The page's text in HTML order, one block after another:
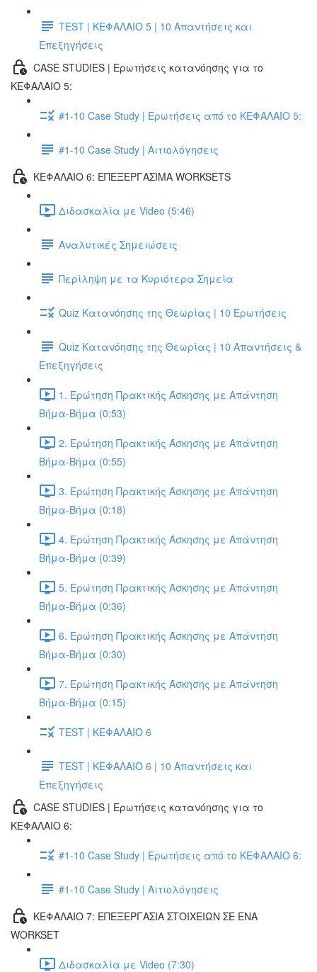
TEST | ΚΕΦΑΛΑΙΟ 5 | 10 Απαντήσεις και
Επεξηγήσεις
CASE STUDIES | Ερωτήσεις κατανόησης για το
ΚΕΦΑΛΑΙΟ 5:
#1-10 Case Study | Ερωτήσεις από το ΚΕΦΑΛΑΙΟ 5:
#1-10 Case Study | Αιτιολόγησεις
ΚΕΦΑΛΑΙΟ 6: ΕΠΕΞΕΡΓΑΣΙΜΑ WORKSETS
Διδασκαλία με Video (5:46)
Αναλυτικές Σημειώσεις
Περίληψη με τα Κυριότερα Σημεία
Quiz Κατανόησης της Θεωρίας | 10 Ερωτήσεις
Quiz Κατανόησης της Θεωρίας | 10 Απαντήσεις &
Επεξηγήσεις
1. Ερώτηση Πρακτικής Άσκησης με Απάντηση
Βήμα-Βήμα (0:53)
2. Ερώτηση Πρακτικής Άσκησης με Απάντηση
Βήμα-Βήμα (0:55)
3. Ερώτηση Πρακτικής Άσκησης με Απάντηση
Βήμα-Βήμα (0:18)
4. Ερώτηση Πρακτικής Άσκησης με Απάντηση
Βήμα-Βήμα (0:39)
5. Ερώτηση Πρακτικής Άσκησης με Απάντηση
Βήμα-Βήμα (0:36)
6. Ερώτηση Πρακτικής Άσκησης με Απάντηση
Βήμα-Βήμα (0:30)
7. Ερώτηση Πρακτικής Άσκησης με Απάντηση
Βήμα-Βήμα (0:15)
TEST | ΚΕΦΑΛΑΙΟ 6
TEST | ΚΕΦΑΛΑΙΟ 6 | 10 Απαντήσεις και
Επεξηγήσεις
CASE STUDIES | Ερωτήσεις κατανόησης για το
ΚΕΦΑΛΑΙΟ 6:
#1-10 Case Study | Ερωτήσεις από το ΚΕΦΑΛΑΙΟ 6:
#1-10 Case Study | Αιτιολόγησεις
ΚΕΦΑΛΑΙΟ 7: ΕΠΕΞΕΡΓΑΣΙΑ ΣΤΟΙΧΕΙΩΝ ΣΕ ΕΝΑ
WORKSET
Διδασκαλία με Video (7:30)